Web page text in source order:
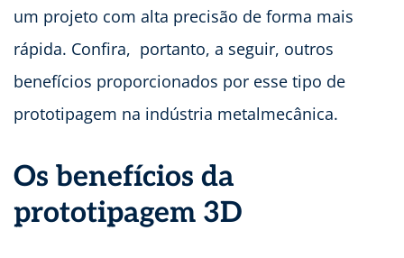
um projeto com alta precisão de forma mais
rápida. Confira, portanto, a seguir, outros
benefícios proporcionados por esse tipo de
prototipagem na indústria metalmecânica.
Os benefícios da
prototipagem 3D